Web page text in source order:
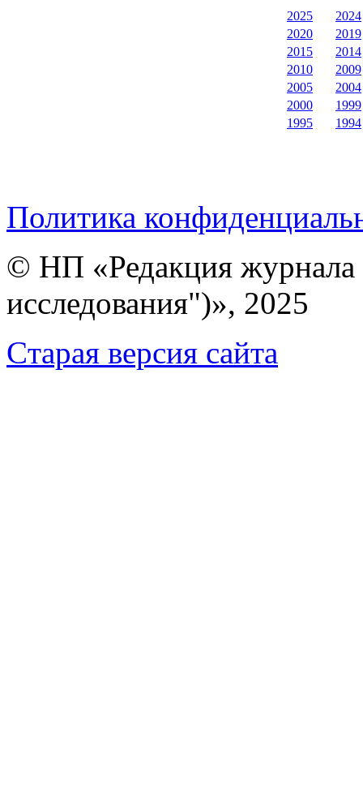
2025
2024
2020
2019
2015
2014
2010
2009
2005
2004
2000
1999
1995
1994
Политика
© НП «Редакция
исследования")», 2025
Cтарая версия сайта